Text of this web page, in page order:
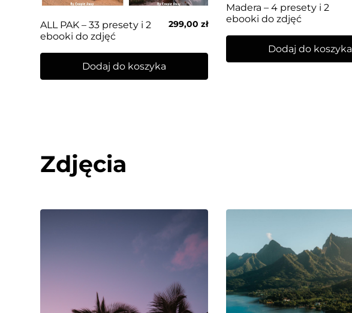
ALL PAK – 33 presety i 2
ebooki do zdjęć
299,00zł
Dodaj do koszyka
Madera – 4 presety i 2
ebooki do zdjęć
Dodaj do koszyka
Zdjęcia